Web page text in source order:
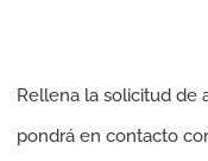
Rellena la solicitud de
pondrá en contacto